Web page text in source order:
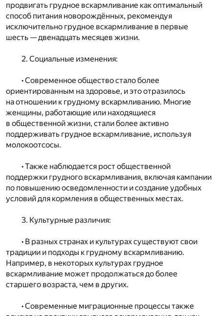
продвигать грудное вскармливание как оптимальный
способ питания новорождённых, рекомендуя
исключительно грудное вскармливание в первые
шесть — двенадцать месяцев жизни.
2. Социальные изменения:
• Современное общество стало более
ориентированным на здоровье, и это отразилось
на отношении к грудному вскармливанию. Многие
женщины, работающие или находящиеся
в общественной жизни, стали более активно
поддерживать грудное вскармливание, используя
молокоотсосы.
• Также наблюдается рост общественной
поддержки грудного вскармливания, включая кампании
по повышению осведомленности и создание удобных
условий для кормления в общественных местах.
3. Культурные различия:
• В разных странах и культурах существуют свои
традиции и подходы к грудному вскармливанию.
Например, в некоторых культурах грудное
вскармливание может продолжаться до более
старшего возраста, чем в других.
• Современные миграционные процессы также